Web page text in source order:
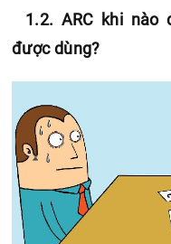
1.2. ARC khi nào
được dùng?